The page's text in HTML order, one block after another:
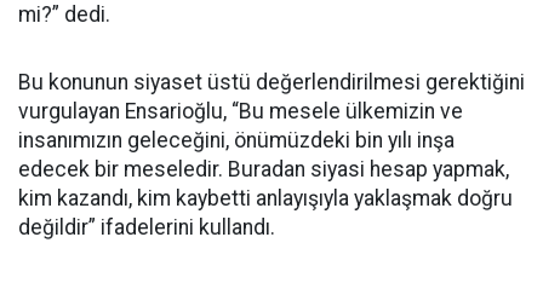
mi?” dedi.
Bu konunun siyaset üstü değerlendirilmesi gerektiğini
vurgulayan Ensarioğlu, “Bu mesele ülkemizin ve
insanımızın geleceğini, önümüzdeki bin yılı inşa
edecek bir meseledir. Buradan siyasi hesap yapmak,
kim kazandı, kim kaybetti anlayışıyla yaklaşmak doğru
değildir” ifadelerini kullandı.